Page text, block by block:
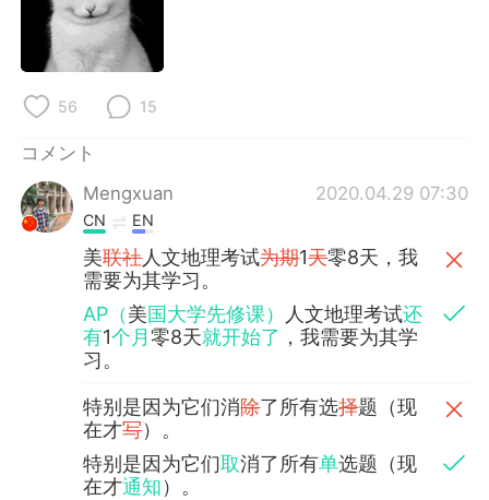
56 15
コメント
Mengxuan
2020.04.29 07:30
CN EN
美联社人文地理考试为期1天零8天，我
需要为其学习。
AP（美国大学先修课） 人文地理考试还
有1个月零8天就开始了 ，我需要为其学
习。
特别是因为它们消除了所有选择题（现
在才写）。
特别是因为它们取消了所有单选题（现
在才通知）。